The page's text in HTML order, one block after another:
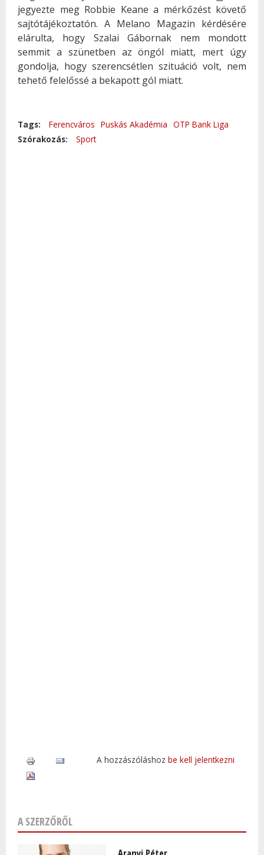
jegyezte meg Robbie Keane a mérkőzést követő
sajtótájékoztatón. A Melano Magazin kérdésére
elárulta, hogy Szalai Gábornak nem mondott
semmit a szünetben az öngól miatt, mert úgy
gondolja, hogy szerencsétlen szituáció volt, nem
tehető felelőssé a bekapott gól miatt.
Tags: Ferencváros Puskás Akadémia OTP Bank Liga
Szórakozás:
Sport
A hozzászóláshoz be kell jelentkezni
A SZERZŐRŐL